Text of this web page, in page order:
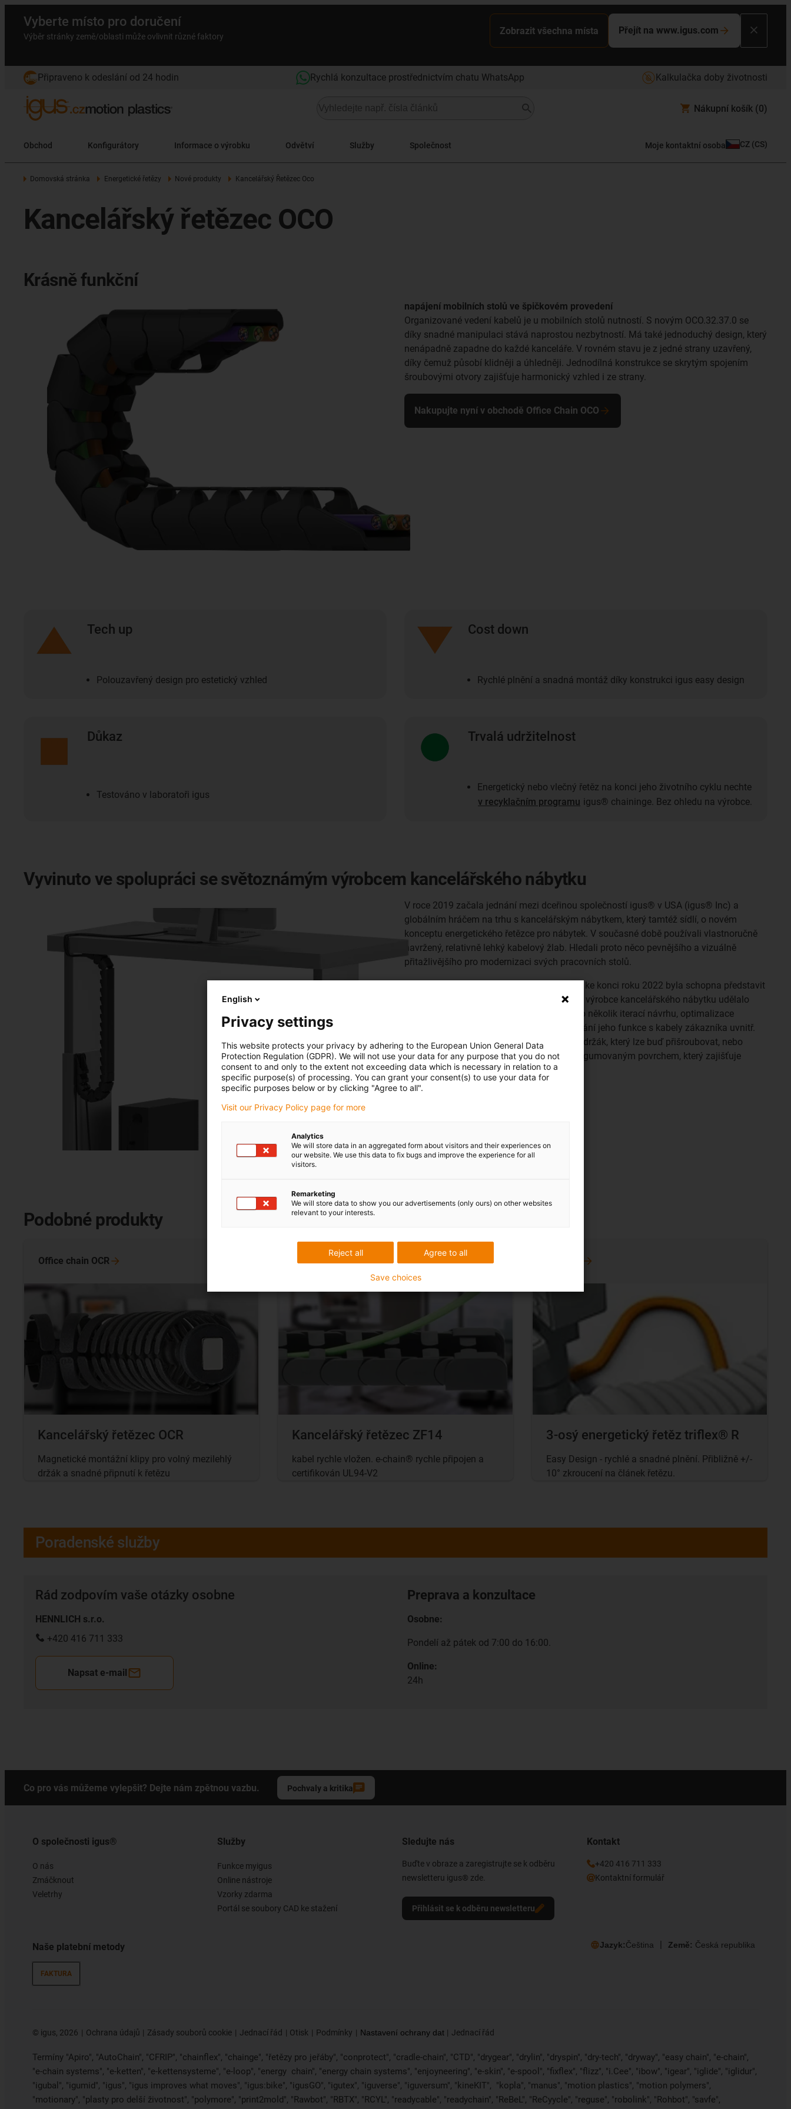
Vyberte místo pro doručení
Výběr stránky země/oblasti může ovlivnit různé faktory
Zobrazit všechna místa Přejít na www.igus.com
Připraveno k odeslání od 24 hodin Rychlá konzultace prostřednictvím chatu WhatsApp Kalkulačka doby životnosti
Nákupní košík (0)
Obchod Konfigurátory Informace o výrobku Odvětví Služby Společnost Moje kontaktní osoba CZ (CS)
Domovská stránka Energetické řetězy Nové produkty Kancelářský Řetězec Oco
Kancelářský řetězec OCO
Krásně funkční
napájení mobilních stolů ve špičkovém provedení
Organizované vedení kabelů je u mobilních stolů nutností. S novým OCO.32.37.0 se
díky snadné manipulaci stává naprostou nezbytností. Má také jednoduchý design, který
nenápadně zapadne do každé kanceláře. V rovném stavu je z jedné strany uzavřený,
díky čemuž působí klidněji a úhledněji. Jednodílná konstrukce se skrytým spojením
šroubovými otvory zajišťuje harmonický vzhled i ze strany.
Nakupujte nyní v obchodě Office Chain OCO
Tech up
Polouzavřený design pro estetický vzhled
Cost down
Rychlé plnění a snadná montáž díky konstrukci igus easy design
Důkaz
Testováno v laboratoři igus
Trvalá udržitelnost
Energetický nebo vlečný řetěz na konci jeho životního cyklu nechte
v recyklačním programu igus® chaininge. Bez ohledu na výrobce.
Vyvinuto ve spolupráci se světoznámým výrobcem kancelářského nábytku
V roce 2019 začala jednání mezi dceřinou společností igus® v USA (igus® Inc) a
globálním hráčem na trhu s kancelářským nábytkem, který tamtéž sídlí, o novém
konceptu energetického řetězce pro nábytek. V současné době používali vlastnoručně
navržený, relativně lehký kabelový žlab. Hledali proto něco pevnějšího a vizuálně
přitažlivějšího pro modernizaci svých pracovních stolů.
Společnost igus® v projektu pokračovala a ke konci roku 2022 byla schopna představit
koncept s propracovaným designem. To na výrobce kancelářského nábytku udělalo
dojem. Během uplynulých 2,5 roku proběhlo několik iterací návrhu, optimalizace
velikosti, pevnosti a estetiky řetězu a testování jeho funkce s kabely zákazníka uvnitř.
Současný design využívá na obou koncích držák, který lze buď přišroubovat, nebo
připevnit pomocí speciálního magnetu s pogumovaným povrchem, který zajišťuje
dodatečnou přilnavost k pracovní ploše.
Podobné produkty
Kancelářský řetězec OCR
Magnetické montážní klipy pro volný mezilehlý
držák a snadné připnutí k řetězu
Office chain OCR
Kancelářský řetězec ZF14
kabel rychle vložen. e-chain® rychle připojen a
certifikován UL94-V2
Office chain
3-osý energetický řetěz triflex® R
Easy Design - rychlé a snadné plnění. Přibližně +/-
10° zkroucení na článek řetězu.
Poradenské služby
Rád zodpovím vaše otázky osobne
HENNLICH s.r.o.
+420 416 711 333
Napsat e-mail
Preprava a konzultace
Osobne:
Pondelí až pátek od 7:00 do 16:00.
Online:
24h
Co pro vás můžeme vylepšit? Dejte nám zpětnou vazbu. Pochvaly a kritika
O společnosti igus®
O nás
Zmáčknout
Veletrhy
Naše platební metody
FAKTURA
Služby
Funkce myigus
Online nástroje
Vzorky zdarma
Portál se soubory CAD ke stažení
Sledujte nás
Buďte v obraze a zaregistrujte se k odběru
newsletteru igus® zde.
Přihlásit se k odběru newsletteru
Kontakt
+420 416 711 333
Kontaktní formulář
Jazyk:Čeština Země: Česká republika
© igus, 2026 Ochrana údajů Zásady souborů cookie Jednací řád Otisk Podmínky Nastavení ochrany dat Jednací řád
Termíny "Apiro", "AutoChain", "CFRIP", "chainflex", "chainge", "řetězy pro jeřáby", "conprotect", "cradle-chain", "CTD", "drygear", "drylin", "dryspin", "dry-tech", "dryway", "easy chain", "e-chain",
"e-chain systems", "e-ketten", "e-kettensysteme", "e-loop", "energy chain", "energy chain systems", "enjoyneering", "e-skin", "e-spool", "fixflex", "flizz", "i.Cee", "ibow", "igear", "iglide", "iglidur",
"igubal", "igumid", "igus", "igus improves what moves", "igus:bike", "igusGO", "igutex", "iguverse", "iguversum", "kineKIT", "kopla", "manus", "motion plastics", "motion polymers",
"motionary", "plasty pro delší životnost", "polymore", "print2mold", "Rawbot", "RBTX", "RCYL", "readycable", "readychain", "ReBeL", "ReCyycle", "reguse", "robolink", "Rohbot", "savfe",
English
Privacy settings
This website protects your privacy by adhering to the European Union General Data
Protection Regulation (GDPR). We will not use your data for any purpose that you do not
consent to and only to the extent not exceeding data which is necessary in relation to a
specific purpose(s) of processing. You can grant your consent(s) to use your data for
specific purposes below or by clicking "Agree to all".
Visit our Privacy Policy page for more
Analytics
We will store data in an aggregated form about visitors and their experiences on
our website. We use this data to fix bugs and improve the experience for all
visitors.
Remarketing
We will store data to show you our advertisements (only ours) on other websites
relevant to your interests.
Agree to all
Reject all
Save choices